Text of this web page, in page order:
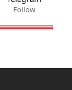
Follow